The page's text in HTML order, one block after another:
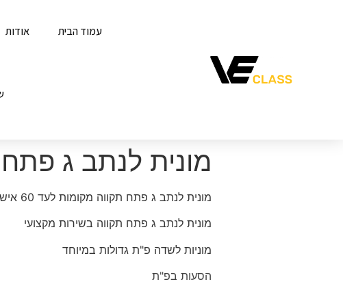
עמוד הבית אודות
מונית לנתב ג
מונית לנתב ג פתח תקווה מקומות לעד 60 איש
מונית לנתב ג פתח תקווה בשירות מקצועי
מוניות לשדה פ"ת גדולות במיוחד
הסעות בפ"ת